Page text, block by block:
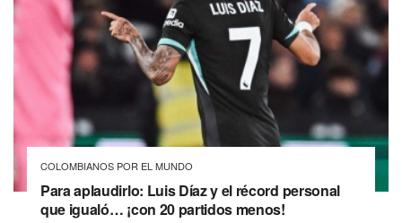
COLOMBIANOS POR EL MUNDO
Para aplaudirlo: Luis Díaz y el récord personal
que igualó… ¡con 20 partidos menos!